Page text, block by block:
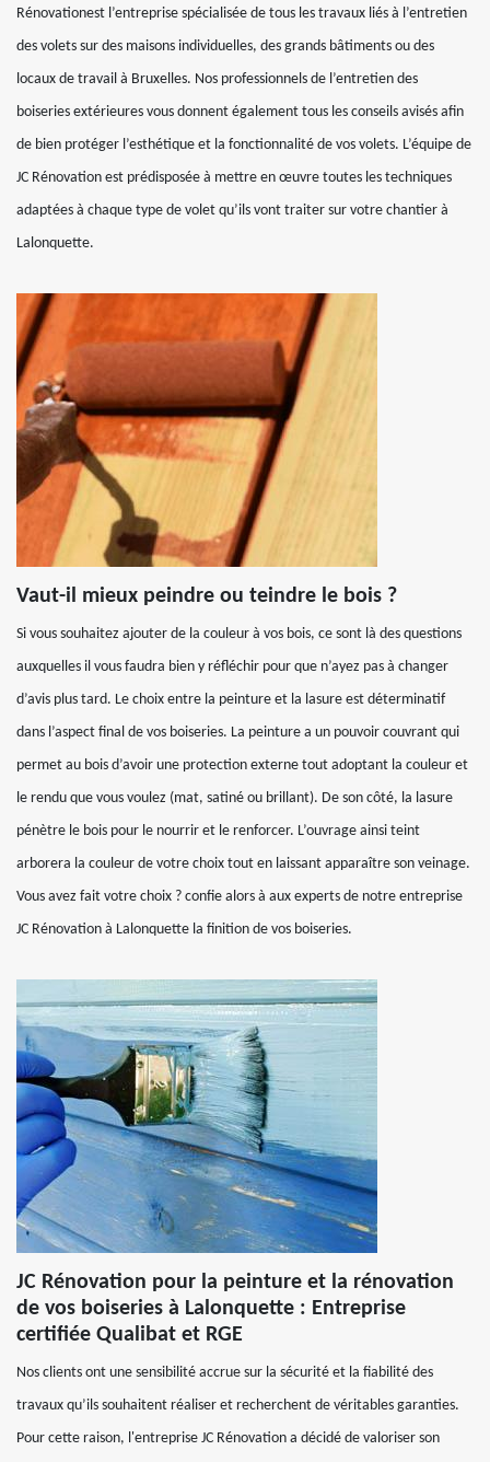
Rénovationest l’entreprise spécialisée de tous les travaux liés à l’entretien
des volets sur des maisons individuelles, des grands bâtiments ou des
locaux de travail à Bruxelles. Nos professionnels de l’entretien des
boiseries extérieures vous donnent également tous les conseils avisés afin
de bien protéger l’esthétique et la fonctionnalité de vos volets. L’équipe de
JC Rénovation est prédisposée à mettre en œuvre toutes les techniques
adaptées à chaque type de volet qu’ils vont traiter sur votre chantier à
Lalonquette.
Vaut-il mieux peindre ou teindre le bois ?
Si vous souhaitez ajouter de la couleur à vos bois, ce sont là des questions
auxquelles il vous faudra bien y réfléchir pour que n’ayez pas à changer
d’avis plus tard. Le choix entre la peinture et la lasure est déterminatif
dans l’aspect final de vos boiseries. La peinture a un pouvoir couvrant qui
permet au bois d’avoir une protection externe tout adoptant la couleur et
le rendu que vous voulez (mat, satiné ou brillant). De son côté, la lasure
pénètre le bois pour le nourrir et le renforcer. L’ouvrage ainsi teint
arborera la couleur de votre choix tout en laissant apparaître son veinage.
Vous avez fait votre choix ? confie alors à aux experts de notre entreprise
JC Rénovation à Lalonquette la finition de vos boiseries.
JC Rénovation pour la peinture et la rénovation
de vos boiseries à Lalonquette : Entreprise
certifiée Qualibat et RGE
Nos clients ont une sensibilité accrue sur la sécurité et la fiabilité des
travaux qu’ils souhaitent réaliser et recherchent de véritables garanties.
Pour cette raison, l'entreprise JC Rénovation a décidé de valoriser son